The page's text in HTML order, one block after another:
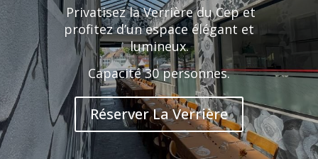
Privatisez la Verrière du Cep et
profitez d’un espace élégant et
lumineux.
Capacité 30 personnes.
Réserver La Verrière